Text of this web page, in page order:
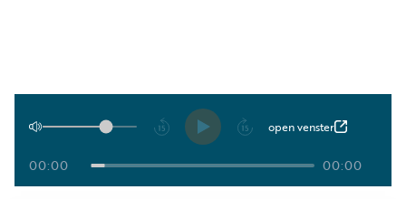
Afspelen open venster
00:00 00:00
Podcasts
Muziek
Artikelen